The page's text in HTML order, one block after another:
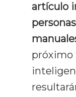
artículo
próximo